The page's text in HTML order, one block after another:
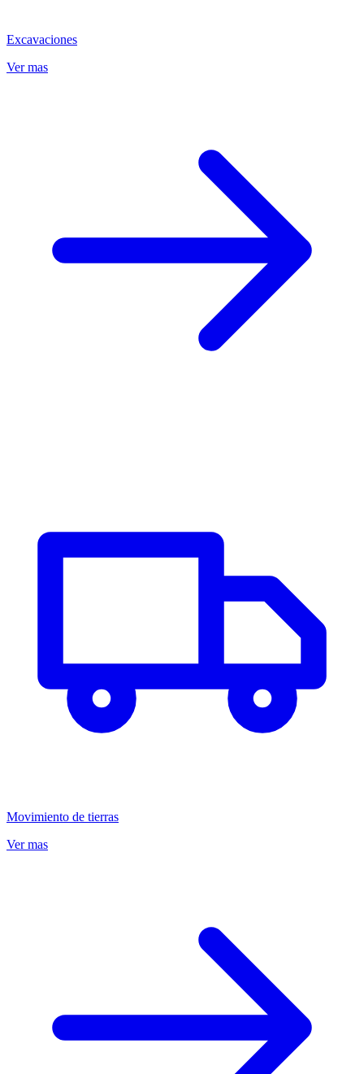
Excavaciones
Ver mas
Movimiento de tierras
Ver mas